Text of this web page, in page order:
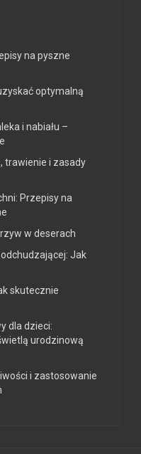
na pyszne
optymalną
i nabiału –
trawienie i zasady
Przepisy na
w deserach
Jak
skutecznie
dla dzieci:
urodzinową
i zastosowanie